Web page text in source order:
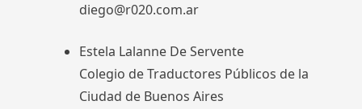
diego@r020.com.ar
Estela Lalanne De Servente
Colegio de Traductores Públicos de la
Ciudad de Buenos Aires